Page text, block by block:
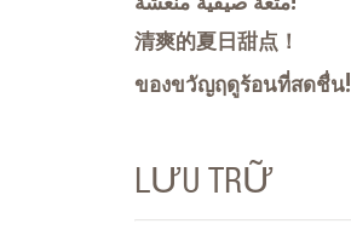
清爽的夏日甜点！
ของขวัญฤดูร้อนที่สดชื่น!
LƯU TRỮ